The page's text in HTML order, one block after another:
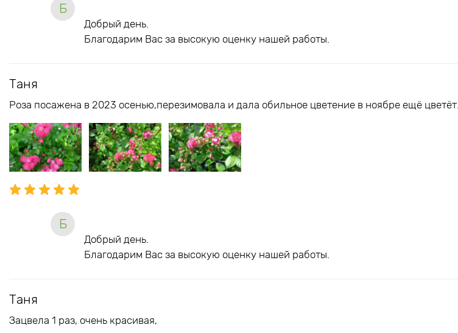
Б
Добрый день.
Благодарим Вас за высокую оценку нашей работы.
Таня
Роза посажена в 2023 осенью,перезимовала и дала обильное цветение в ноябре ещё цветёт.
Б
Добрый день.
Благодарим Вас за высокую оценку нашей работы.
Таня
Зацвела 1 раз, очень красивая,